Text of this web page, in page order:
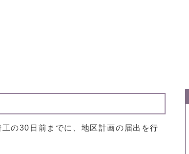
の30日前までに、地区計画の届出を行